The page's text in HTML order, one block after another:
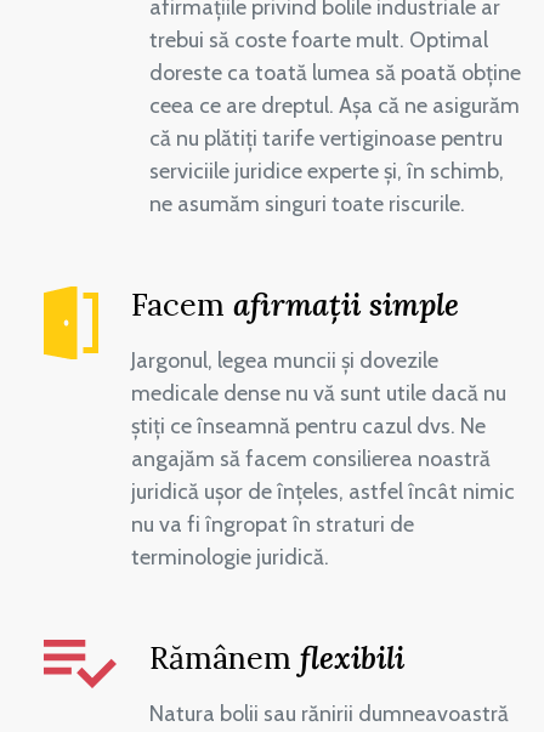
afirmațiile privind bolile industriale ar
trebui să coste foarte mult. Optimal
doreste ca toată lumea să poată obține
ceea ce are dreptul. Așa că ne asigurăm
că nu plătiți tarife vertiginoase pentru
serviciile juridice experte și, în schimb,
ne asumăm singuri toate riscurile.
Facem afirmații simple
Jargonul, legea muncii și dovezile
medicale dense nu vă sunt utile dacă nu
știți ce înseamnă pentru cazul dvs. Ne
angajăm să facem consilierea noastră
juridică ușor de înțeles, astfel încât nimic
nu va fi îngropat în straturi de
terminologie juridică.
Rămânem flexibili
Natura bolii sau rănirii dumneavoastră